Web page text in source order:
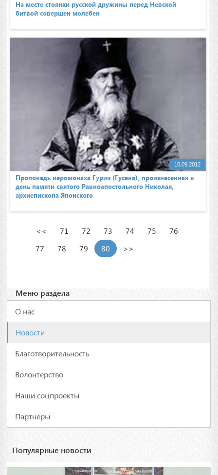
На месте стоянки русской дружины перед Невской
битвой совершен молебен
10.09.2012
Проповедь иеромонаха Гурия (Гусева), произнесенная в
день памяти святого Равноапостольного Николая,
архиепископа Японского
<< 71 72 73 74 75
76
77
78 79 80 >>
Меню раздела
О нас
Новости
Благотворительность
Волонтерство
Наши соцпроекты
Партнеры
Популярные новости